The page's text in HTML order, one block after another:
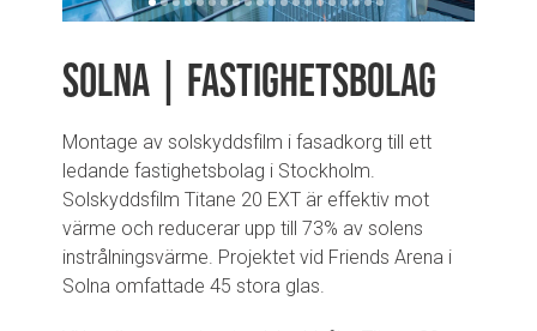
Solna | Fastighetsbolag
Montage av solskyddsfilm i fasadkorg till ett
ledande fastighetsbolag i Stockholm.
Solskyddsfilm Titane 20 EXT är effektiv mot
värme och reducerar upp till 73% av solens
instrålningsvärme. Projektet vid Friends Arena i
Solna omfattade 45 stora glas.